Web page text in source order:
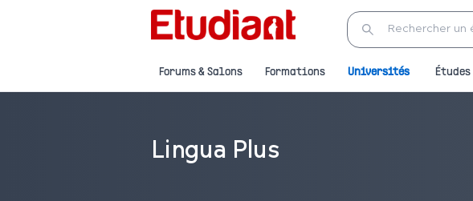
Forums & Salons Formations Universités Études
Lingua Plus